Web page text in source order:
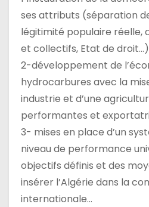
ses attributs (séparation
légitimité populaire réelle,
et collectifs, Etat de droit…)
2-développement de
hydrocarbures avec la
industrie et d’une
performantes et
3- mises en place d’un
niveau de performance
objectifs définis et des
insérer l’Algérie dans la
internationale…